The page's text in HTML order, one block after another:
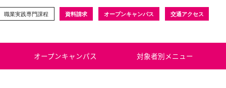
職業実践専門課程 資料請求 オープンキャンパス 交通アクセス
オープンキャンパス 対象者別メニュー